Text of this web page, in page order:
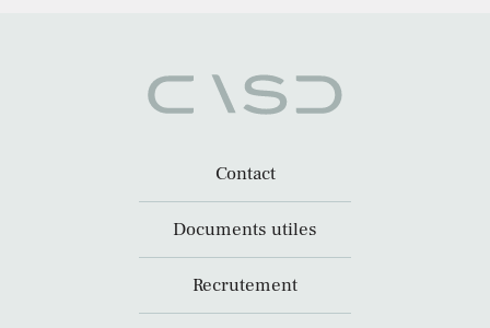
Contact
Documents utiles
Recrutement